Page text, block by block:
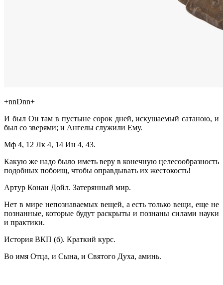
+nnDnn+
И был Он там в пустыне сорок дней, искушаемый сатаною, и
был со зверями; и Ангелы служили Ему.
Мф 4, 12 Лк 4, 14 Ин 4, 43.
Какую же надо было иметь веру в конечную целесообразность
подобных побоищ, чтобы оправдывать их жестокость!
Артур Конан Дойл. Затерянный мир.
Нет в мире непознаваемых вещей, а есть только вещи, еще не
познанные, которые будут раскрыты и познаны силами науки
и практики.
История ВКП (б). Краткий курс.
Во имя Отца, и Сына, и Святого Духа, аминь.